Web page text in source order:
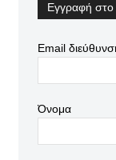
Εγγραφή στο
Email
Όνομα